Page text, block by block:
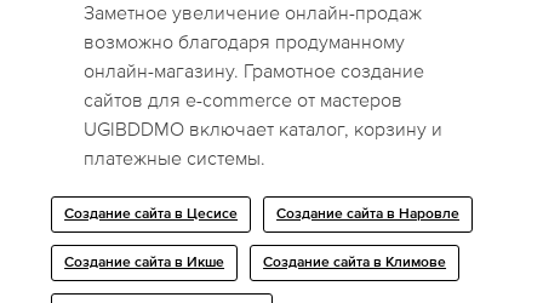
Заметное увеличение онлайн-продаж
возможно благодаря продуманному
онлайн-магазину. Грамотное создание
сайтов для e-commerce от мастеров
UGIBDDMO включает каталог, корзину и
платежные системы.
Создание сайта в Цесисе Создание сайта в Наровле
Создание сайта в Икше Создание сайта в Климове